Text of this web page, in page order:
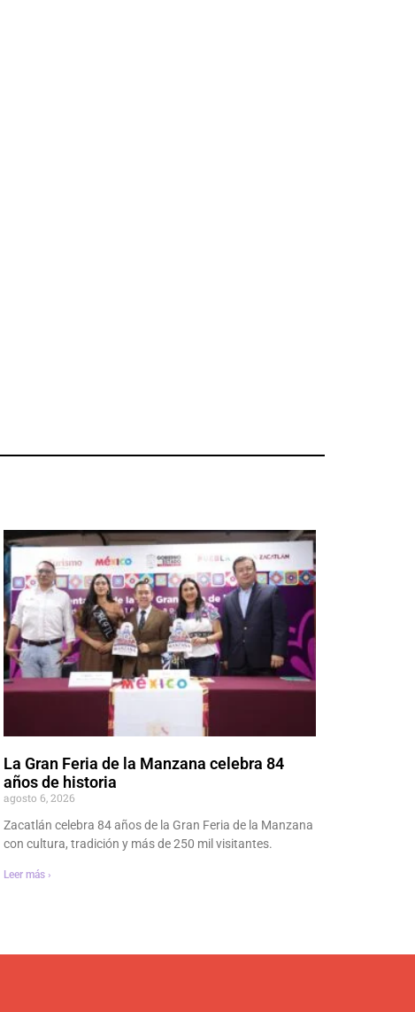
La Gran Feria de la Manzana celebra 84
años de historia
agosto 6, 2026
Zacatlán celebra 84 años de la Gran Feria de la Manzana
con cultura, tradición y más de 250 mil visitantes.
Leer más ›